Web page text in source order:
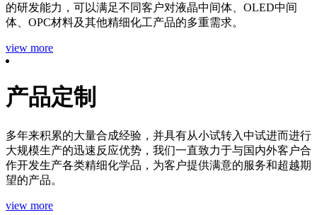
的研发能力，可以满足不同客户对液晶中间体、OLED中间
体、OPC材料及其他精细化工产品的多重需求。
view more
产品定制
多年来积累的大量合成经验，并具有从小试转入中试进而进行
大规模生产的迅速反应优势，我们一直致力于与国内外客户合
作开发生产各类精细化学品，为客户提供满意的服务和超越期
望的产品。
view more